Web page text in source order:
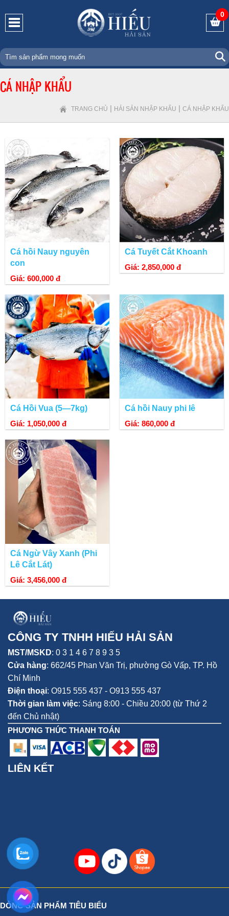
0
CÁ NHẬP KHẨU
TRANG CHỦ | HẢI SẢN NHẬP KHẨU | CÁ NHẬP KHẨU
Cá hồi Nauy nguyên
con
Giá: 600,000 đ
Cá Tuyết Cắt Khoanh
Giá: 2,850,000 đ
Cá Hồi Vua (5—7kg)
Giá: 1,050,000 đ
Cá hồi Nauy phi lê
Giá: 860,000 đ
Cá Ngừ Vây Xanh (Phi
Lê Cắt Lát)
Giá: 3,456,000 đ
CÔNG TY TNHH HIẾU HẢI SẢN
MST/MSKD: 0 3 1 4 6 7 8 9 3 5
Cửa hàng: 662/45 Phan Văn Trị, phường Gò Vấp, TP. Hồ
Chí Minh
Điện thoại: O915 555 437 - O913 555 437
Thời gian làm việc: Sáng 8:00 - Chiều 20:00 (từ Thứ 2
đến Chủ nhật)
PHƯƠNG THỨC THANH TOÁN
LIÊN KẾT
DÒNG SẢN PHẨM TIÊU BIỂU